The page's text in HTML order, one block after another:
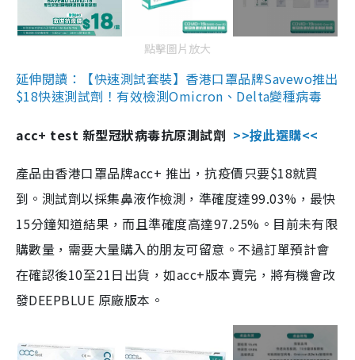
點擊圖片放大
延伸閱讀：【快速測試套裝】香港口罩品牌Savewo推出
$18快速測試劑！有效檢測Omicron、Delta變種病毒
acc+ test 新型冠狀病毒抗原測試劑 >>按此選購<<
產品由香港口罩品牌acc+ 推出，抗疫價只要$18就買
到。測試劑以採集鼻液作檢測，準確度達99.03%，最快
15分鐘知道結果，而且準確度高達97.25%。目前未有限
購數量，需要大量購入的朋友可留意。不過訂單預計會
在確認後10至21日出貨，如acc+版本賣完，將有機會改
發DEEPBLUE 原廠版本。